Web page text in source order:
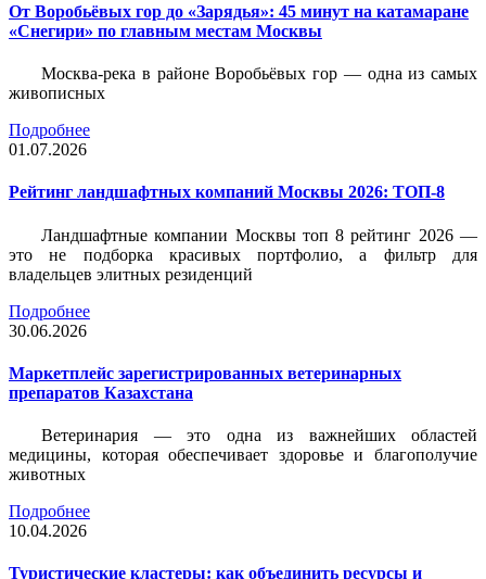
От Воробьёвых гор до «Зарядья»: 45 минут на катамаране
«Снегири» по главным местам Москвы
Москва-река в районе Воробьёвых гор — одна из самых
живописных
Подробнее
01.07.2026
Рейтинг ландшафтных компаний Москвы 2026: ТОП-8
Ландшафтные компании Москвы топ 8 рейтинг 2026 —
это не подборка красивых портфолио, а фильтр для
владельцев элитных резиденций
Подробнее
30.06.2026
Маркетплейс зарегистрированных ветеринарных
препаратов Казахстана
Ветеринария — это одна из важнейших областей
медицины, которая обеспечивает здоровье и благополучие
животных
Подробнее
10.04.2026
Туристические кластеры: как объединить ресурсы и